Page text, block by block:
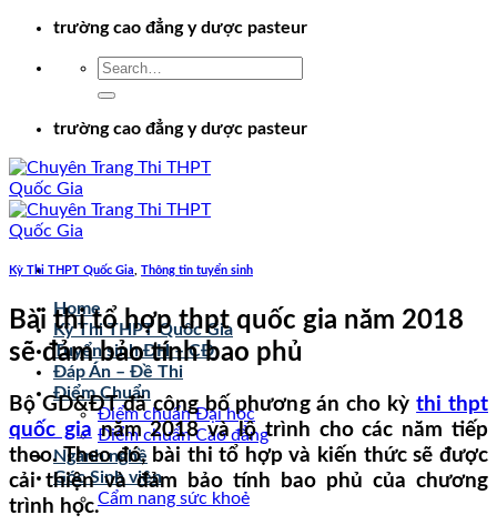
Chuyểntrường cao đẳng y dược pasteur
trường cao đẳng y dược pasteur
Home
Kỳ Thi THPT Quốc Gia
Tuyển sinh ĐH – CĐ
Đáp Án – Đề Thi
Điểm Chuẩn
Điểm chuẩn Đại học
Điểm chuẩn Cao đẳng
Ngành nghề
Góc Sinh viên
Cẩm nang sức khoẻ
Kỳ Thi THPT Quốc Gia Thông tin tuyển sinh
Bài thi tổ hợp thpt quốc gia năm 2018
sẽ đảm bảo tính bao phủ
Bộ GD&ĐT đã công bố phương án cho kỳthi thpt
quốc gia năm 2018 và lộ trình cho các năm tiếp
theo. Theo đó, bài thi tổ hợp và kiến thức sẽ được
cải thiện và đảm bảo tính bao phủ của chương
trình học.